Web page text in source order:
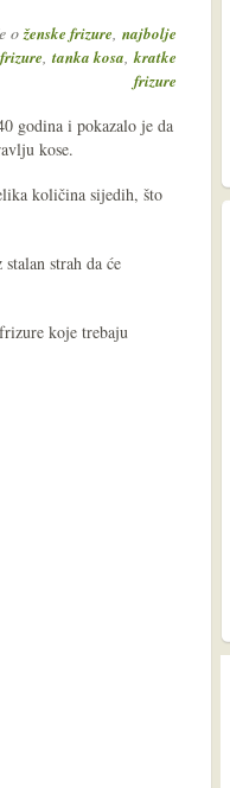
oženske frizure, najbolje
frizure, tanka kosa,kratke
frizure
godina i pokazalo je da
kose.
količina sijedih, što
strah da će
koje trebaju
nema